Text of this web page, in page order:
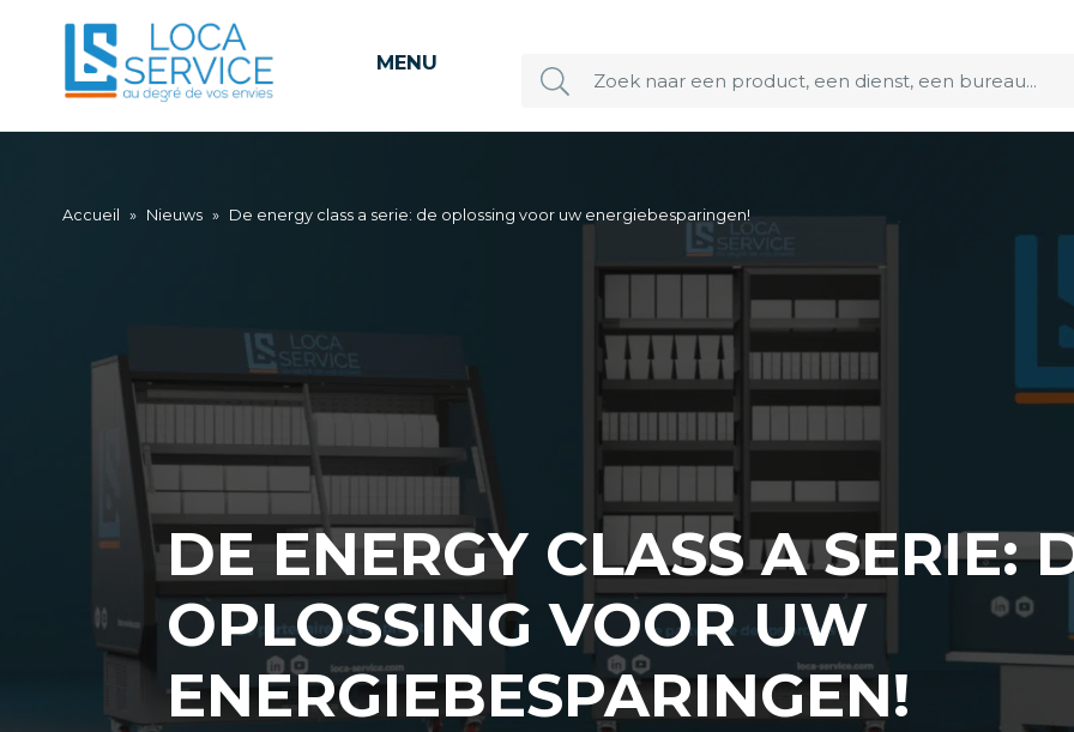
MENU
Accueil » Nieuws » De energy class a serie: de oplossing voor uw energiebesparingen!
DE ENERGY CLASS A SERIE:
OPLOSSING VOOR UW
ENERGIEBESPARINGEN!